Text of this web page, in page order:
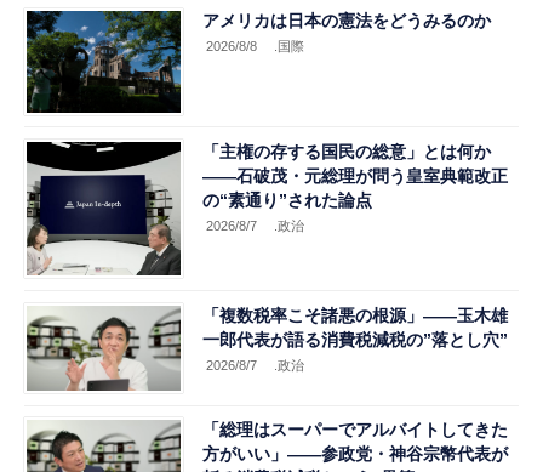
アメリカは日本の憲法をどうみるのか
2026/8/8 .国際
「主権の存する国民の総意」とは何か
――石破茂・元総理が問う皇室典範改正
の“素通り”された論点
2026/8/7 .政治
「複数税率こそ諸悪の根源」――玉木雄
一郎代表が語る消費税減税の”落とし穴”
2026/8/7 .政治
「総理はスーパーでアルバイトしてきた
方がいい」――参政党・神谷宗幣代表が